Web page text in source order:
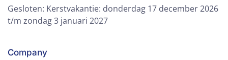
Gesloten: Kerstvakantie: donderdag 17 december 2026
t/m zondag 3 januari 2027
Company